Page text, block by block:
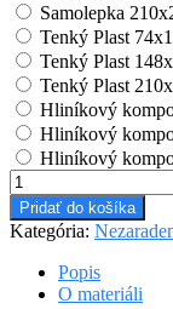
Samolepka
Tenký Plast
Tenký Plast
Tenký Plast
Hliníkový
Hliníkový
Hliníkový
množstvo
#NO003
Kŕmenie
zvierat
zakázané
Pridať do košíka
Kategória:
Popis
O materiáli